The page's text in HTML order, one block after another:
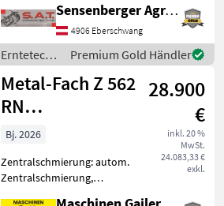
Rundballenpresse
Metalfach RN 562 ++Der
absolute Bergprofi++
++Neues Modell-Tausend
Sensenberger Agrar-Technik
4906 Eberschwang
Erntetechnik
Grünland /
Metal-Fach
Premium Gold Händler
Metal-Fach Z 562
RN
Bergausführung
Schneidwerk
Bremse
28.900
€
inkl. 20 %
MwSt.
24.083,33 €
exkl.
Bj. 2026
Zentralschmierung: autom.
Zentralschmierung,